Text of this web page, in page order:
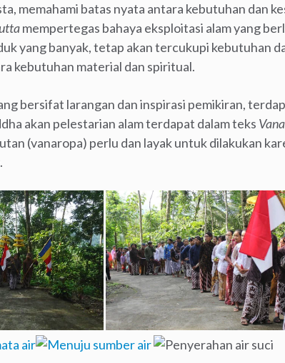
memahami batas nyata antara kebutuhan dan
mempertegas bahaya eksploitasi alam yang
yang banyak, tetap akan tercukupi kebutuhan
kebutuhan material dan spiritual.
bersifat larangan dan inspirasi pemikiran,
akan pelestarian alam terdapat dalam teks
(vanaropa) perlu dan layak untuk dilakukan